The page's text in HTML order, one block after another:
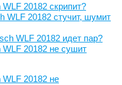
20182 скрипит?
WLF 20182 стучит, шумит
WLF 20182 идет пар?
20182 не сушит
20182 не